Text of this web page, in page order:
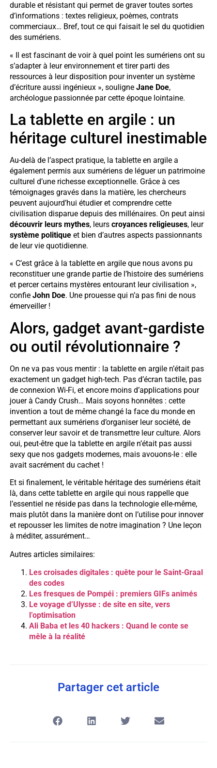
durable et résistant qui permet de graver toutes sortes
d’informations : textes religieux, poèmes, contrats
commerciaux… Bref, tout ce qui faisait le sel du quotidien
des sumériens.
« Il est fascinant de voir à quel point les sumériens ont su
s’adapter à leur environnement et tirer parti des
ressources à leur disposition pour inventer un système
d’écriture aussi ingénieux », souligne Jane Doe,
archéologue passionnée par cette époque lointaine.
La tablette en argile : un
héritage culturel inestimable
Au-delà de l’aspect pratique, la tablette en argile a
également permis aux sumériens de léguer un patrimoine
culturel d’une richesse exceptionnelle. Grâce à ces
témoignages gravés dans la matière, les chercheurs
peuvent aujourd’hui étudier et comprendre cette
civilisation disparue depuis des millénaires. On peut ainsi
découvrir leurs mythes, leurs croyances religieuses, leur
système politique et bien d’autres aspects passionnants
de leur vie quotidienne.
« C’est grâce à la tablette en argile que nous avons pu
reconstituer une grande partie de l’histoire des sumériens
et percer certains mystères entourant leur civilisation »,
confie John Doe. Une prouesse qui n’a pas fini de nous
émerveiller !
Alors, gadget avant-gardiste
ou outil révolutionnaire ?
On ne va pas vous mentir : la tablette en argile n’était pas
exactement un gadget high-tech. Pas d’écran tactile, pas
de connexion Wi-Fi, et encore moins d’applications pour
jouer à Candy Crush… Mais soyons honnêtes : cette
invention a tout de même changé la face du monde en
permettant aux sumériens d’organiser leur société, de
conserver leur savoir et de transmettre leur culture. Alors
oui, peut-être que la tablette en argile n’était pas aussi
sexy que nos gadgets modernes, mais avouons-le : elle
avait sacrément du cachet !
Et si finalement, le véritable héritage des sumériens était
là, dans cette tablette en argile qui nous rappelle que
l’essentiel ne réside pas dans la technologie elle-même,
mais plutôt dans la manière dont on l’utilise pour innover
et repousser les limites de notre imagination ? Une leçon
à méditer, assurément…
Autres articles similaires:
Les croisades digitales : quête pour le Saint-Graal
des codes
Les fresques de Pompéi : premiers GIFs animés
Le voyage d’Ulysse : de site en site, vers
l’optimisation
Ali Baba et les 40 hackers : Quand le conte se
mêle à la réalité
Partager cet article